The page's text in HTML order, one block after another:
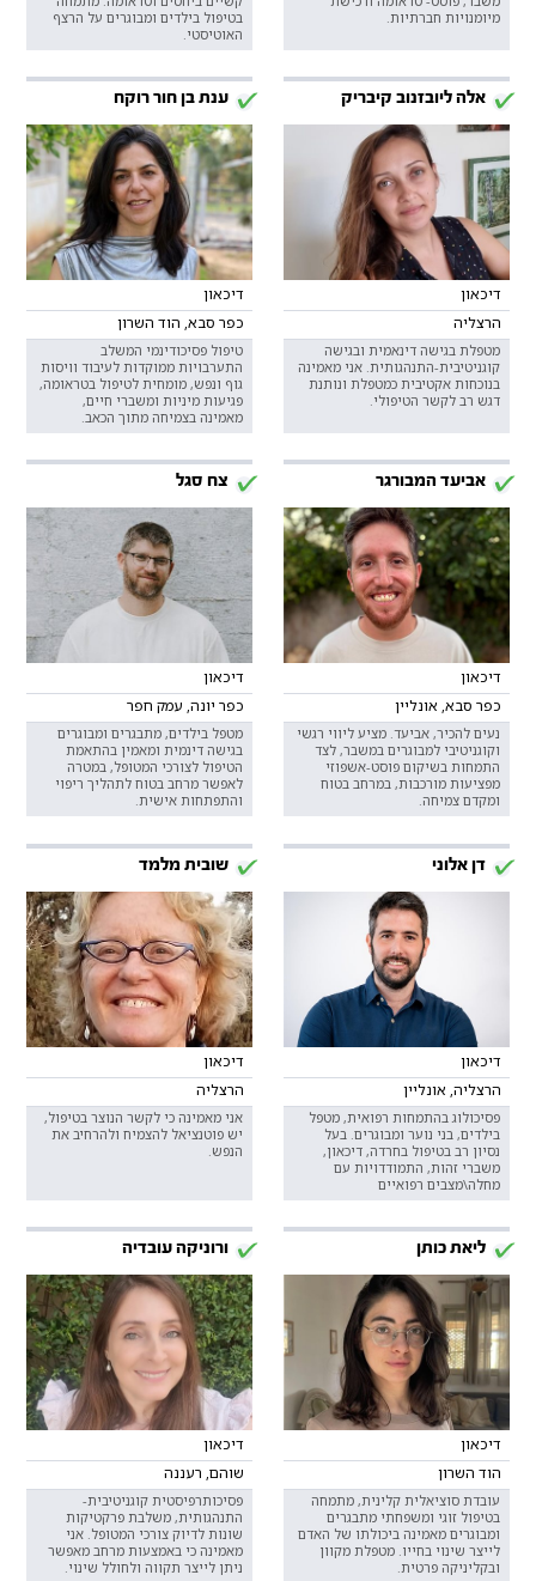
מיומנויות חברתיות.
בטיפול בילדים ומבוגרים על הרצף
האוטיסטי.
אלה ליובזנוב קיבריק
דיכאון
הרצליה
מטפלת בגישה דינאמית ובגישה
קוגניטיבית-התנהגותית. אני מאמינה
בנוכחות אקטיבית כמטפלת ונותנת
דגש רב לקשר הטיפולי.
ענת בן חור רוקח
דיכאון
כפר סבא, הוד השרון
טיפול פסיכודינמי המשלב
התערבויות ממוקדות לעיבוד וויסות
גוף ונפש, מומחית לטיפול בטראומה,
פגיעות מיניות ומשברי חיים,
מאמינה בצמיחה מתוך הכאב.
אביעד המבורגר
דיכאון
כפר סבא, אונליין
נעים להכיר, אביעד. מציע ליווי רגשי
וקוגניטיבי למבוגרים במשבר, לצד
התמחות בשיקום פוסט-אשפוזי
מפציעות מורכבות, במרחב בטוח
ומקדם צמיחה.
צח סגל
דיכאון
כפר יונה, עמק חפר
מטפל בילדים, מתבגרים ומבוגרים
בגישה דינמית ומאמין בהתאמת
הטיפול לצורכי המטופל, במטרה
לאפשר מרחב בטוח לתהליך ריפוי
והתפתחות אישית.
דן אלוני
דיכאון
הרצליה, אונליין
פסיכולוג בהתמחות רפואית, מטפל
בילדים, בני נוער ומבוגרים. בעל
נסיון רב בטיפול בחרדה, דיכאון,
משברי זהות, התמודדויות עם
מחלה\מצבים רפואיים
שובית מלמד
דיכאון
הרצליה
אני מאמינה כי לקשר הנוצר בטיפול,
יש פוטנציאל להצמיח ולהרחיב את
הנפש.
ליאת כותן
דיכאון
הוד השרון
עובדת סוציאלית קלינית, מתמחה
בטיפול זוגי ומשפחתי מתבגרים
ומבוגרים מאמינה ביכולתו של האדם
לייצר שינוי בחייו. מטפלת מקוון
ובקליניקה פרטית.
ורוניקה עובדיה
דיכאון
שוהם, רעננה
פסיכותרפיסטית קוגניטיבית-
התנהגותית, משלבת פרקטיקות
שונות לדיוק צורכי המטופל. אני
מאמינה כי באמצעות מרחב מאפשר
ניתן לייצר תקווה ולחולל שינוי.